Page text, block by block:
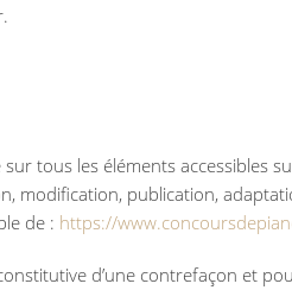
tous les éléments accessibles
modification, publication,
de : https://
d’une contrefaçon et